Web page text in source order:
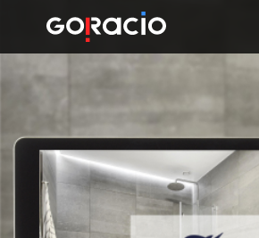
Розробка веб-